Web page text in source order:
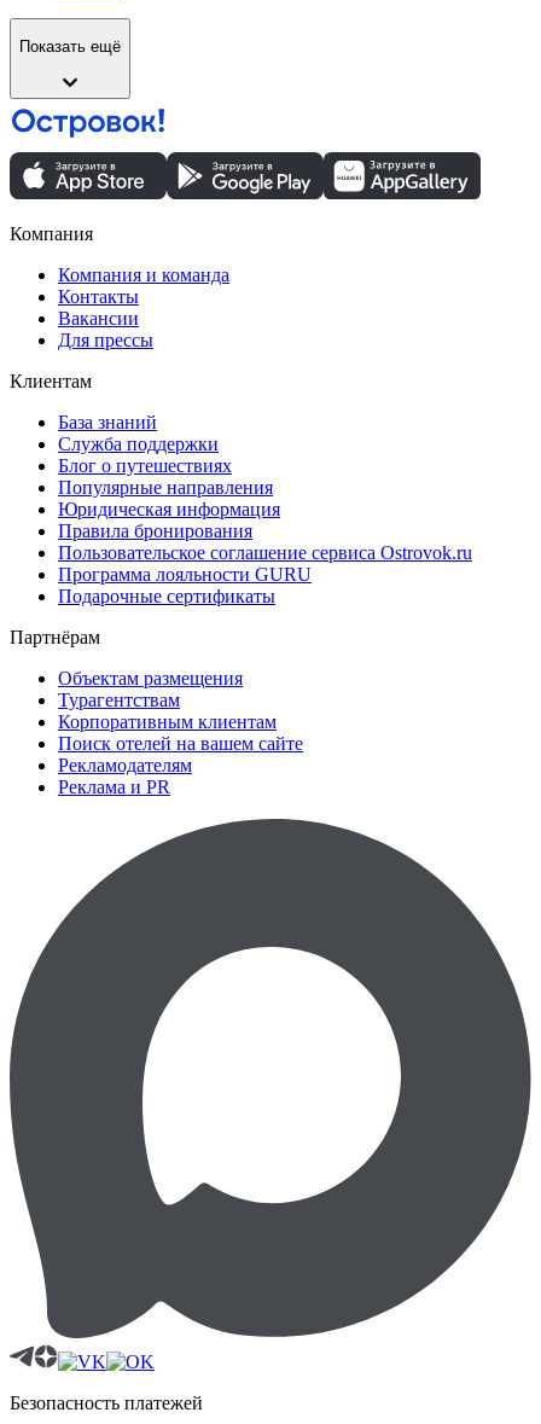
Показать ещё
Компания
Компания и команда
Контакты
Вакансии
Для прессы
Клиентам
База знаний
Служба поддержки
Блог о путешествиях
Популярные направления
Юридическая информация
Правила бронирования
Пользовательское соглашение сервиса Ostrovok.ru
Программа лояльности GURU
Подарочные сертификаты
Партнёрам
Объектам размещения
Турагентствам
Корпоративным клиентам
Поиск отелей на вашем сайте
Рекламодателям
Реклама и PR
Безопасность платежей